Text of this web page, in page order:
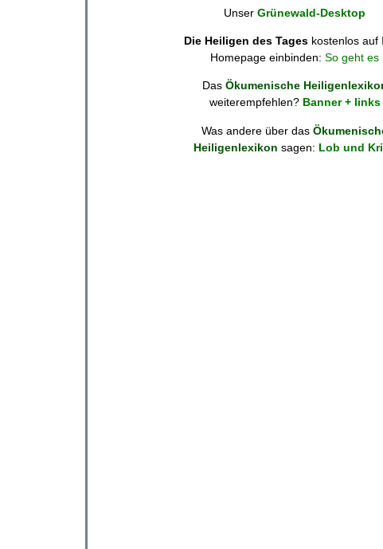
Unser Grünewald-Desktop
Die Heiligen des Tages kostenlos auf
Homepage einbinden: So geht es
Das Ökumenische
weiterempfehlen? Banner + links
Was andere über das
Heiligenlexikon sagen: Lob und